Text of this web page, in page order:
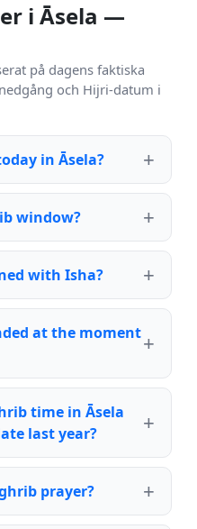
i Āsela —
på dagens faktiska
och Hijri-datum i
in Āsela?
window?
with Isha?
at the moment
time in Āsela
last year?
prayer?